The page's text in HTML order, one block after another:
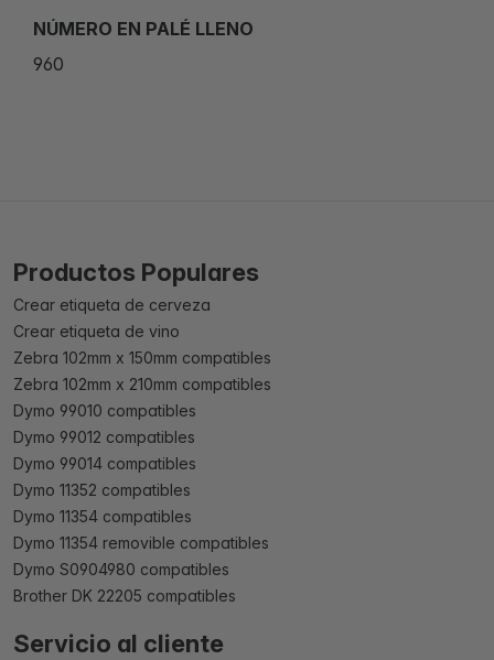
NÚMERO EN PALÉ LLENO
960
Productos Populares
Crear etiqueta de cerveza
Crear etiqueta de vino
Zebra 102mm x 150mm compatibles
Zebra 102mm x 210mm compatibles
Dymo 99010 compatibles
Dymo 99012 compatibles
Dymo 99014 compatibles
Dymo 11352 compatibles
Dymo 11354 compatibles
Dymo 11354 removible compatibles
Dymo S0904980 compatibles
Brother DK 22205 compatibles
Servicio al cliente